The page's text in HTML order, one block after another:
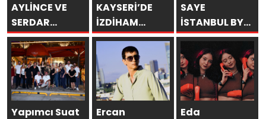
AYLİNCE VE
SERDAR
ORTAÇ’TAN
YAZA
“ROMANTİK
AŞK”
BOMBASI!
KAYSERİ’DE
İZDİHAM
DEĞİL, REKOR
VARDI! 195 BİN
KİŞİ
SAYE
İSTANBUL BY
ARAKİ
GÖRKEMLİ BİR
AÇILIŞLA
KAPILARINI
AÇTI!
Yapımcı Suat
Ercan
Eda